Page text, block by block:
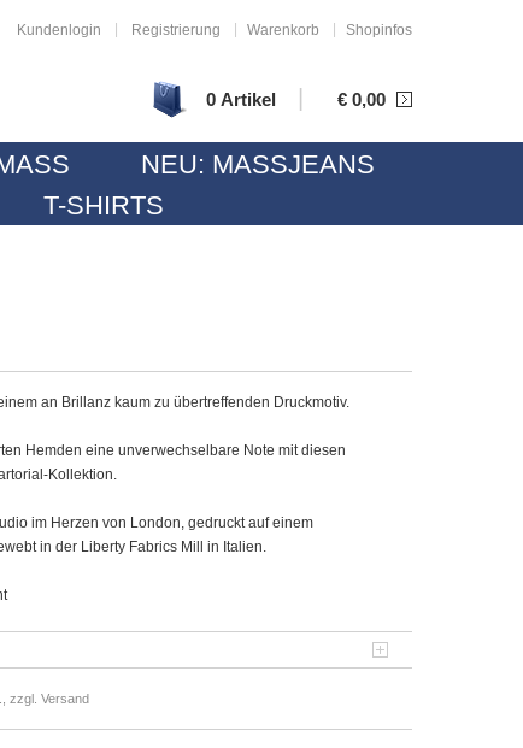
Kundenlogin Registrierung Warenkorb Shopinfos
0 Artikel € 0,00
NEU: MASSJEANS
T-SHIRTS
an Brillanz kaum zu übertreffenden Druckmotiv.
Hemden eine unverwechselbare Note mit diesen
Kollektion.
im Herzen von London, gedruckt auf einem
in der Liberty Fabrics Mill in Italien.
zzgl. Versand